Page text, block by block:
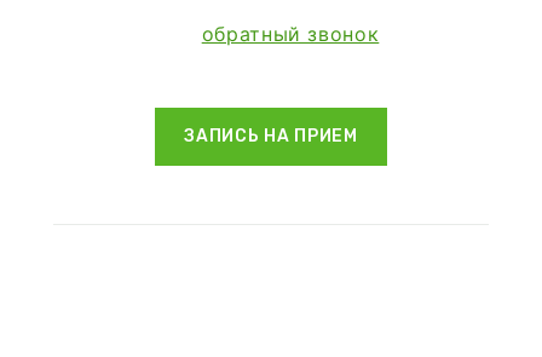
обратный звонок
ЗАПИСЬ НА ПРИЕМ